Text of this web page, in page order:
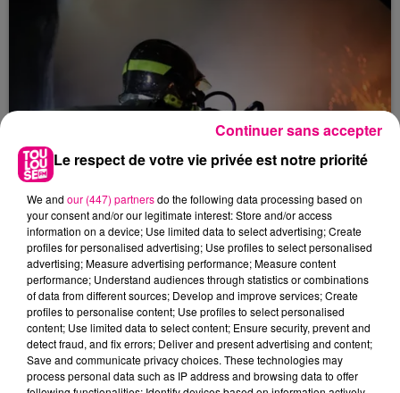
10 avril 2026
INCENDIE : UN MORT & DEUX BLESSÉS
GRAVES AUX PRADETTES
Nuit d'horreur aux Pradettes, où 11 victimes sont à
déplorer dans l'incendie d'un immeuble de cinq
étages, dont 1 décès et 2 blessés en urgence
absolue.
Le respect de votre vie privée est notre priorité
We and our (447) partnersdo the following data processing based on
your consent and/or our legitimate interest: Store and/or access
information on a device; Use limited data to select advertising; Create
profiles for personalised advertising; Use profiles to select personalised
advertising; Measure advertising performance; Measure content
performance; Understand audiences through statistics or combinations
of data from different sources; Develop and improve services; Create
profiles to personalise content; Use profiles to select personalised
content; Use limited data to select content; Ensure security, prevent and
detect fraud, and fix errors; Deliver and present advertising and content;
Save and communicate privacy choices. These technologies may
process personal data such as IP address and browsing data to offer
Continuer sans accepter